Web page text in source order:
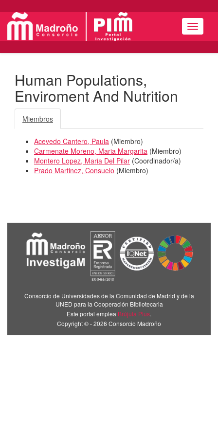
Menú
Human Populations,
Enviroment And Nutrition
Miembros
Acevedo Cantero, Paula (Miembro)
Carmenate Moreno, Maria Margarita (Miembro)
Montero Lopez, Maria Del Pilar (Coordinador/a)
Prado Martinez, Consuelo (Miembro)
Consorcio de Universidades de la Comunidad de Madrid y de la
UNED para la Cooperación Bibliotecaria
Este portal emplea Brújula Plus.
Copyright © - 2026 Consorcio Madroño